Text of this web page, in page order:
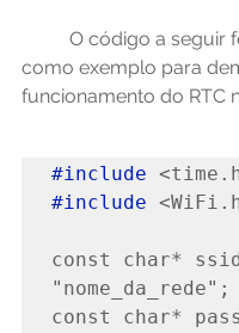
como exemplo para
funcionamento do RTC
#include
#include
const char*
"nome_da_rede";
const char*